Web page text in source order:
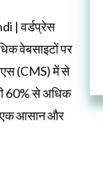
| वर्डप्रेस
वेबसाइटों पर
(CMS) में से
60% से अधिक
एक आसान और